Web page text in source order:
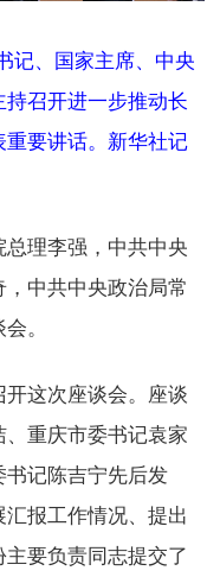
记、国家主席、中央
召开进一步推动长
要讲话。新华社记
理李强，中共中央
中共中央政治局常
。
这次座谈会。座谈
重庆市委书记袁家
记陈吉宁先后发
报工作情况、提出
要负责同志提交了